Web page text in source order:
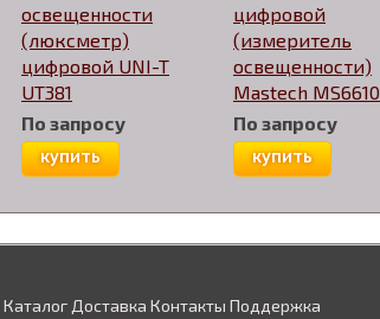
освещенности
(люксметр)
цифровой UNI-T
UT381
По запросу
купить
цифровой
(измеритель
освещенности)
Mastech MS6610
По запросу
купить
Каталог Доставка Контакты Поддержка